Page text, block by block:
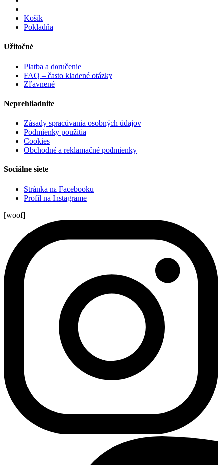
Košík
Pokladňa
Užitočné
Platba a doručenie
FAQ – často kladené otázky
Zľavnené
Neprehliadnite
Zásady spracúvania osobných údajov
Podmienky použitia
Cookies
Obchodné a reklamačné podmienky
Sociálne siete
Stránka na Facebooku
Profil na Instagrame
[woof]